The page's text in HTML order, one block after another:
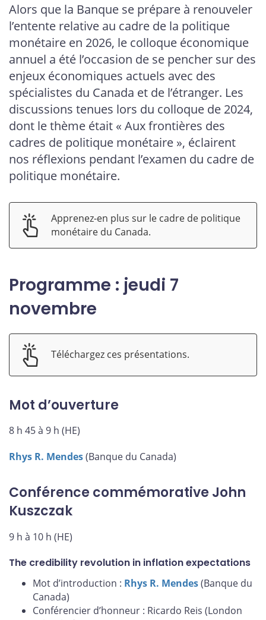
page
sur
Facebook
page
sur
X
page
sur
LinkedIn
page
par
courriel
Alors que la Banque se prépare à renouveler
l’entente relative au cadre de la politique
monétaire en 2026, le colloque économique
annuel a été l’occasion de se pencher sur des
enjeux économiques actuels avec des
spécialistes du Canada et de l’étranger. Les
discussions tenues lors du colloque de 2024,
dont le thème était « Aux frontières des
cadres de politique monétaire », éclairent
nos réflexions pendant l’examen du cadre de
politique monétaire.
Apprenez-en plus sur le cadre de politique
monétaire du Canada.
Programme : jeudi 7
novembre
Téléchargez ces présentations.
Mot d’ouverture
8 h 45 à 9 h (HE)
Rhys R. Mendes(Banque du Canada)
Conférence commémorative John
Kuszczak
9 h à 10 h (HE)
The credibility revolution in inflation expectations
Mot d’introduction : Rhys R. Mendes(Banque du
Canada)
Conférencier d’honneur : Ricardo Reis (London